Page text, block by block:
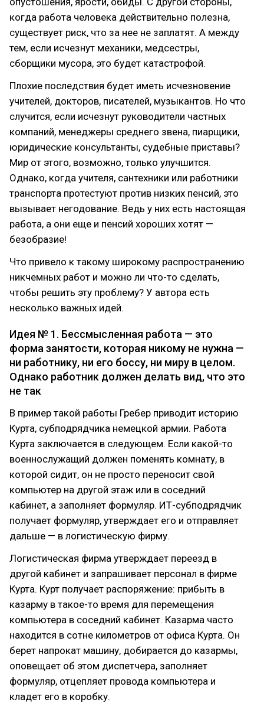
когда работа человека действительно полезна,
существует риск, что за нее не заплатят. А между
тем, если исчезнут механики, медсестры,
сборщики мусора, это будет катастрофой.
Плохие последствия будет иметь исчезновение
учителей, докторов, писателей, музыкантов. Но что
случится, если исчезнут руководители частных
компаний, менеджеры среднего звена, пиарщики,
юридические консультанты, судебные приставы?
Мир от этого, возможно, только улучшится.
Однако, когда учителя, сантехники или работники
транспорта протестуют против низких пенсий, это
вызывает негодование. Ведь у них есть настоящая
работа, а они еще и пенсий хороших хотят —
безобразие!
Что привело к такому широкому распространению
никчемных работ и можно ли что-то сделать,
чтобы решить эту проблему? У автора есть
несколько важных идей.
Идея № 1. Бессмысленная работа — это
форма занятости, которая никому не нужна —
ни работнику, ни его боссу, ни миру в целом.
Однако работник должен делать вид, что это
не так
В пример такой работы Гребер приводит историю
Курта, субподрядчика немецкой армии. Работа
Курта заключается в следующем. Если какой-то
военнослужащий должен поменять комнату, в
которой сидит, он не просто переносит свой
компьютер на другой этаж или в соседний
кабинет, а заполняет формуляр. ИТ-субподрядчик
получает формуляр, утверждает его и отправляет
дальше — в логистическую фирму.
Логистическая фирма утверждает переезд в
другой кабинет и запрашивает персонал в фирме
Курта. Курт получает распоряжение: прибыть в
казарму в такое-то время для перемещения
компьютера в соседний кабинет. Казарма часто
находится в сотне километров от офиса Курта. Он
берет напрокат машину, добирается до казармы,
оповещает об этом диспетчера, заполняет
формуляр, отцепляет провода компьютера и
кладет его в коробку.